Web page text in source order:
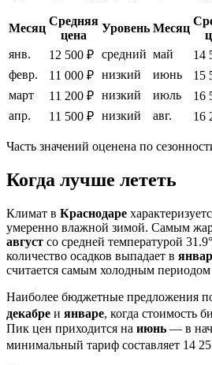
Месяц
Средняя
цена
Уровень Месяц
янв.
12 500 ₽ средний май 14
февр.
11 000 ₽ низкий июнь 15
март
11 200 ₽ низкий июль 16
апр.
11 500 ₽ низкий авг. 16
Часть значений оценена по
Когда лучше лететь
Климат в Краснодаре
умеренно влажной зимой. Самым
август со средней температурой
количество осадков выпадает в
считается самым холодным периодом
Наиболее бюджетные предложения
декабре и январе, когда стоимость
Пик цен приходится на июнь — в
минимальный тариф составляет 14